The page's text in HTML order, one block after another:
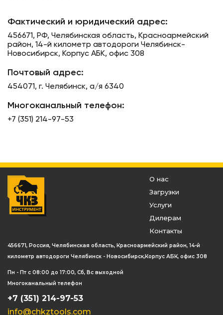
Фактический и юридический адрес:
456671, РФ, Челябинская область, Красноармейский
район, 14-й километр автодороги Челябинск-
Новосибирск, Корпус АБК, офис 308
Почтовый адрес:
454071, г. Челябинск, а/я 6340
Многоканальный телефон:
+7 (351) 214-97-53
456671, Россия, Челябинская область, Красноармейский район, 14-й
километр автодороги Челябинск - Новосибирск,Корпус АБК, офис 308
Пн - Пт с 08:00 до 17:00, Сб, Вс выходной
Многоканальный телефон
+7 (351) 214-97-53
info@chkztools.com
О нас
Загрузки
Услуги
Дилерам
Контакты